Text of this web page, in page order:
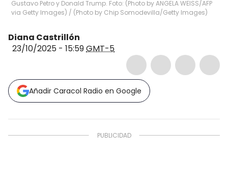
Gustavo Petro y Donald Trump. Foto: (Photo by ANGELA WEISS/AFP
via Getty Images) / (Photo by Chip Somodevilla/Getty Images)
Diana Castrillón
23/10/2025 - 15:59GMT-5
Añadir Caracol Radio en Google